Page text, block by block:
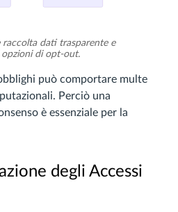
raccolta dati trasparente e
opzioni di opt-out.
può comportare multe
Perciò una
è essenziale per la
degli Accessi